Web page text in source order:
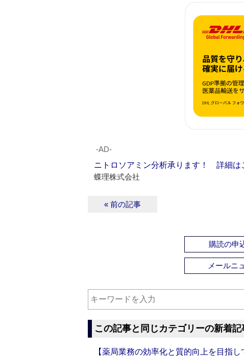
‐AD‐
ニトロソアミン分析承ります！ 詳細は
蝶理株式会社
« 前の記事
購読の申
メールニ
この記事と同じカテゴリーの新着記
【薬局業務の効率化と質的向上を目指